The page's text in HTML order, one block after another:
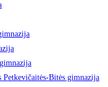
Petkevičaitės-Bitės gimnazija